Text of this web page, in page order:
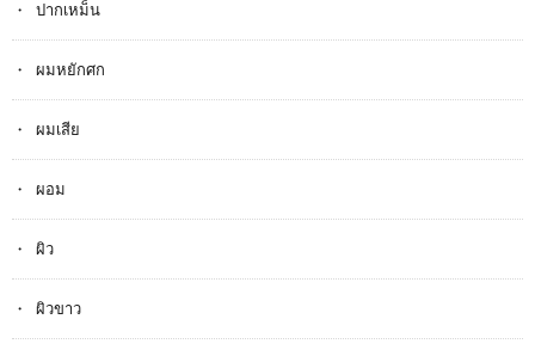
ปากเหม็น
ผมหยักศก
ผมเสีย
ผอม
ผิว
ผิวขาว